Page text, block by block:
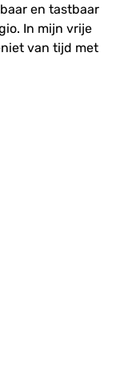
en tastbaar
In mijn vrije
van tijd met